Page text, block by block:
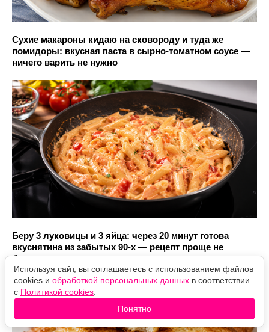
Сухие макароны кидаю на сковороду и туда же
помидоры: вкусная паста в сырно-томатном соусе —
ничего варить не нужно
Беру 3 луковицы и 3 яйца: через 20 минут готова
вкуснятина из забытых 90-х — рецепт проще не
бывает
Используя сайт, вы соглашаетесь с использованием файлов
cookies и обработкой персональных данных в соответствии
с Политикой cookies
Понятно